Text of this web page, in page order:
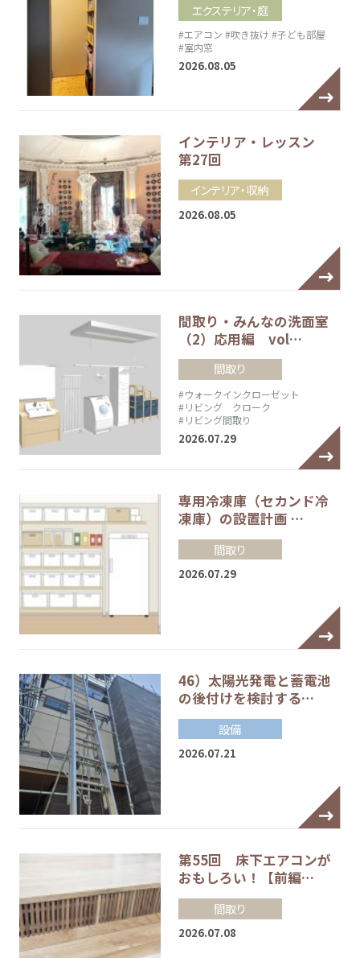
エクステリア・庭
#エアコン #吹き抜け #子ども部屋
#室内窓
2026.08.05
インテリア・レッスン
第27回
インテリア・収納
2026.08.05
間取り・みんなの洗面室
（2）応用編 vol…
間取り
#ウォークインクローゼット
#リビング クローク
#リビング間取り
2026.07.29
専用冷凍庫（セカンド冷
凍庫）の設置計画 …
間取り
2026.07.29
46）太陽光発電と蓄電池
の後付けを検討する…
設備
2026.07.21
第55回 床下エアコンが
おもしろい！【前編…
間取り
2026.07.08